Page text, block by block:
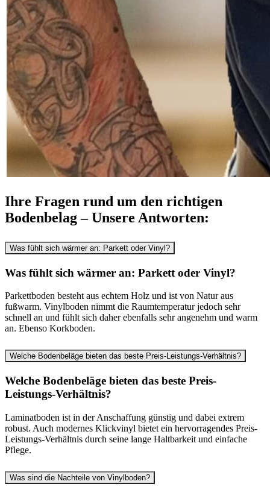
Ihre Fragen rund um den richtigen
Bodenbelag – Unsere Antworten:
Was fühlt sich wärmer an: Parkett oder Vinyl?
Was fühlt sich wärmer an: Parkett oder Vinyl?
Parkettboden besteht aus echtem Holz und ist von Natur aus
fußwarm. Vinylboden nimmt die Raumtemperatur jedoch sehr
schnell an und fühlt sich daher ebenfalls sehr angenehm und warm
an. Ebenso Korkboden.
Welche Bodenbeläge bieten das beste Preis-Leistungs-Verhältnis?
Welche Bodenbeläge bieten das beste Preis-
Leistungs-Verhältnis?
Laminatboden ist in der Anschaffung günstig und dabei extrem
robust. Auch modernes Klickvinyl bietet ein hervorragendes Preis-
Leistungs-Verhältnis durch seine lange Haltbarkeit und einfache
Pflege.
Was sind die Nachteile von Vinylboden?